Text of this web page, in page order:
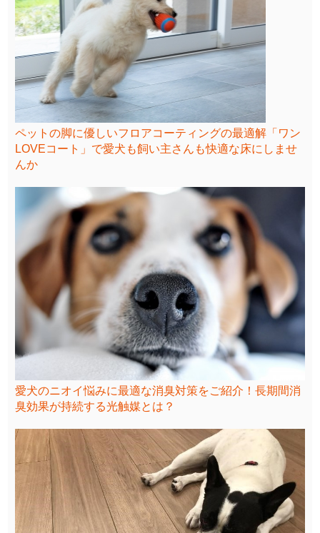
ペットの脚に優しいフロアコーティングの最適解「ワン
LOVEコート」で愛犬も飼い主さんも快適な床にしませ
んか
愛犬のニオイ悩みに最適な消臭対策をご紹介！長期間消
臭効果が持続する光触媒とは？